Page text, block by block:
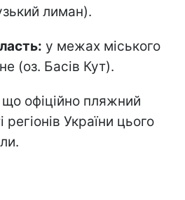
лиман).
у межах міського
(оз. Басів Кут).
офіційно пляжний
регіонів України цього